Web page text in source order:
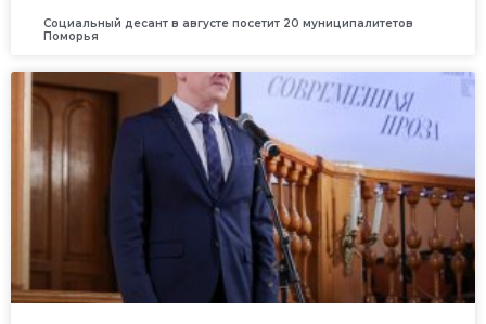
Социальный десант в августе посетит 20 муниципалитетов
Поморья